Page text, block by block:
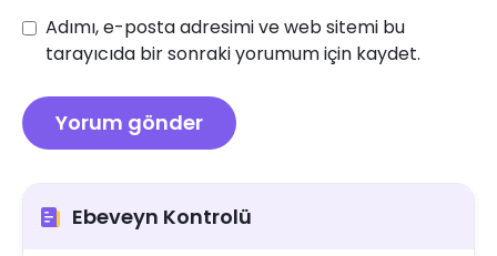
Adımı, e-posta adresimi ve web sitemi bu
tarayıcıda bir sonraki yorumum için kaydet.
Ebeveyn Kontrolü